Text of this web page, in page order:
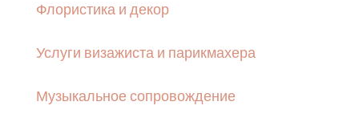
Флористика и декор
Услуги визажиста и парикмахера
Музыкальное сопровождение